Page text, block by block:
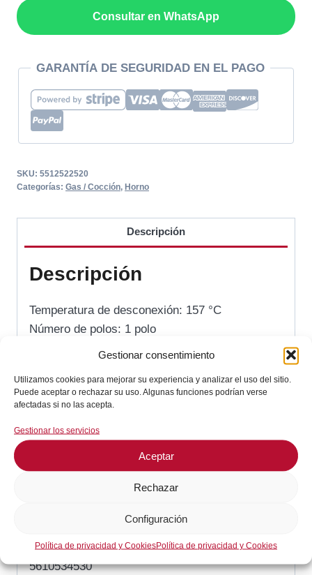
Gestionar consentimiento
Utilizamos cookies para mejorar su experiencia y analizar el uso del sitio.
Puede aceptar o rechazar su uso. Algunas funciones podrían verse
afectadas si no las acepta.
Gestionar los servicios
Aceptar
Rechazar
Configuración
Política de privacidad y CookiesPolítica de privacidad y Cookies
Consultar en WhatsApp
GARANTÍA DE SEGURIDAD EN EL PAGO
SKU: 5512522520
Categorías: Gas / Cocción, Horno
Descripción
Descripción
Temperatura de desconexión: 157 °C
Número de polos: 1 polo
Longitud de sonda: 61 mm
Longitud del capilar: 1460 mm
Fabricante: EGO
Referencia Comercial
Ego: 5512522520, 5512524560, 5512524600,
5610534530